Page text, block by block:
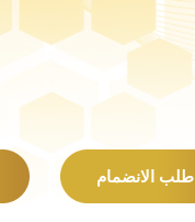
طلب الانضمام